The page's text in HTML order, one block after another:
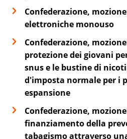
Confederazione,
elettroniche monouso
Confederazione,
protezione dei giovani
snus e le bustine di
d'imposta normale per i
espansione
Confederazione,
finanziamento della
tabagismo attraverso